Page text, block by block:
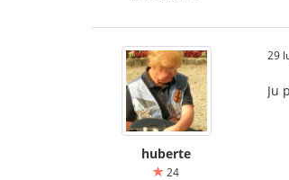
huberte
24
29
Ju